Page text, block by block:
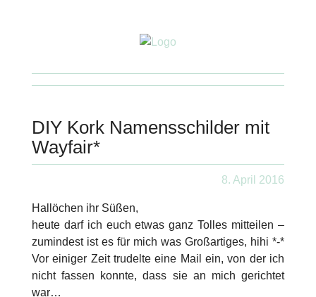
DIY Kork Namensschilder mit
Wayfair*
8. April 2016
Hallöchen ihr Süßen,
heute darf ich euch etwas ganz Tolles mitteilen –
zumindest ist es für mich was Großartiges, hihi *-*
Vor einiger Zeit trudelte eine Mail ein, von der ich
nicht fassen konnte, dass sie an mich gerichtet
war…